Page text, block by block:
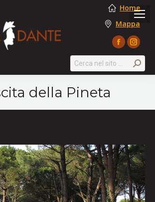
Home
Mappa
Facebook
opens
window
page
opens
Search:
della Pineta